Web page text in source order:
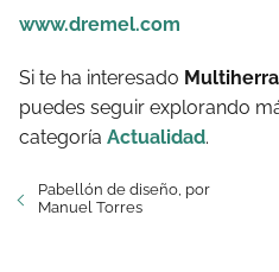
www.dremel.com
Si te ha interesado
puedes seguir explorando
categoría Actualidad.
Pabellón de diseño, por
Manuel Torres